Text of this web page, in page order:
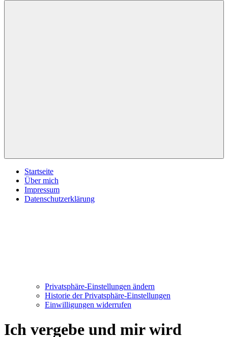
Startseite
Über mich
Impressum
Datenschutzerklärung
Privatsphäre-Einstellungen ändern
Historie der Privatsphäre-Einstellungen
Einwilligungen widerrufen
Ich vergebe und mir wird